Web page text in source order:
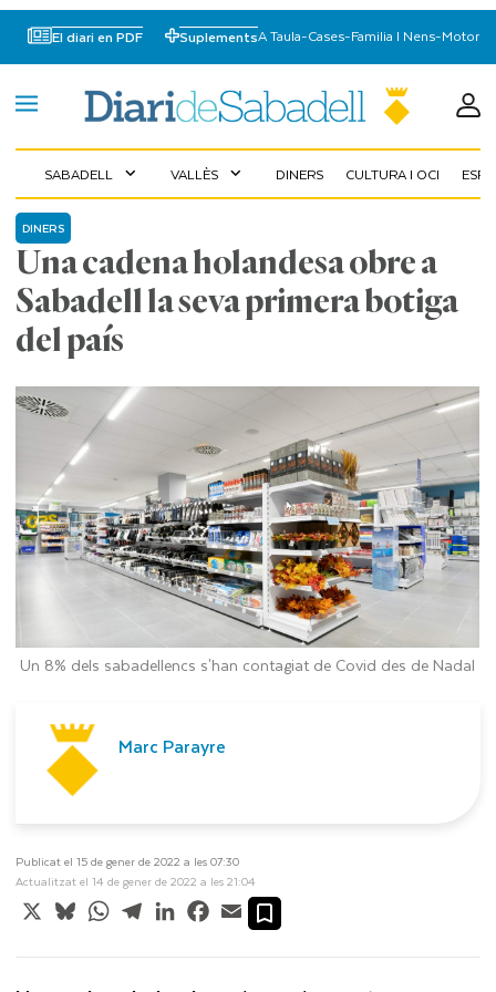
El diari en PDF SuplementsA Taula-Cases-Familia I Nens-Motor
SABADELL expand_more VALLÈS expand_more DINERS CULTURA I OCI
Una cadena holandesa obre a
Sabadell la seva primera botiga
del país
DINERS
Un 8% dels sabadellencs s'han contagiat de Covid des de Nadal
Marc Parayre
Publicat el 15 de gener de 2022 a les 07:30
Actualitzat el 14 de gener de 2022 a les 21:04
X BlueskyWhatsApp
TelegramLinkedInFacebook
Email